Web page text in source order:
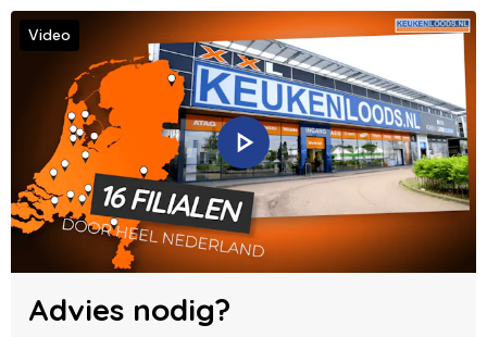
Advies nodig?
Video